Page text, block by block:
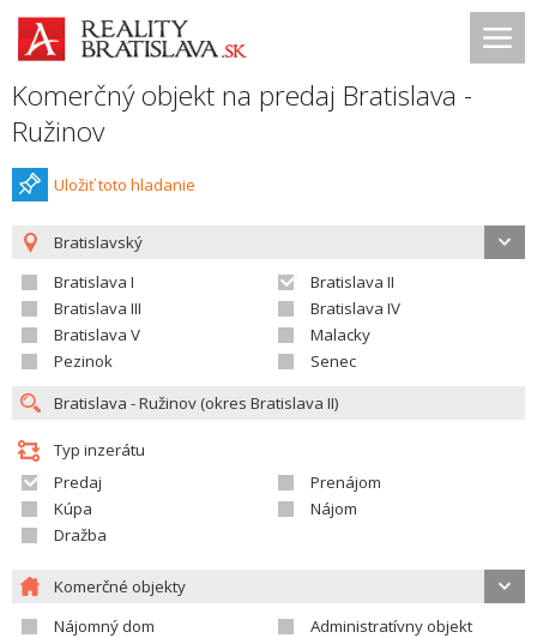
Komerčný objekt na predaj Bratislava -
Ružinov
Uložiť toto hladanie
Bratislavský
Bratislava I
Bratislava II
Bratislava III
Bratislava IV
Bratislava V
Malacky
Pezinok
Senec
Typ inzerátu
Predaj
Prenájom
Kúpa
Nájom
Dražba
Komerčné objekty
Nájomný dom
Administratívny objekt